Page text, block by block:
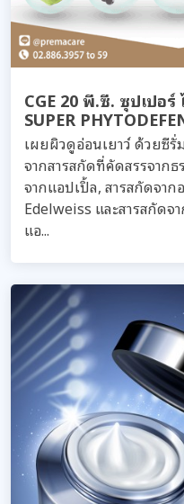
CGE 20 พี.ซี. ซุปเปอ
SUPER
เผยผิวดูอ่อนเยาว์ ด้วยซี
จากสารสกัดที่คัดสรรจาก
จากแอปเปิ้ล, สารสกัดจา
Edelweiss และสารสกัดจ
แอ...